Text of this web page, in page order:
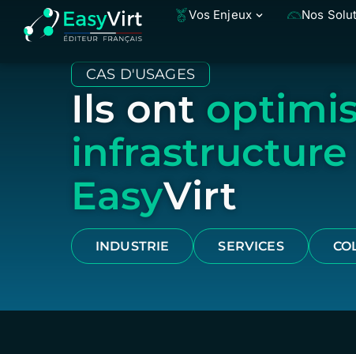
Vos Enjeux Nos
CAS D'USAGES
Ils ont
infrastructure
EasyVirt
INDUSTRIE SERVICES